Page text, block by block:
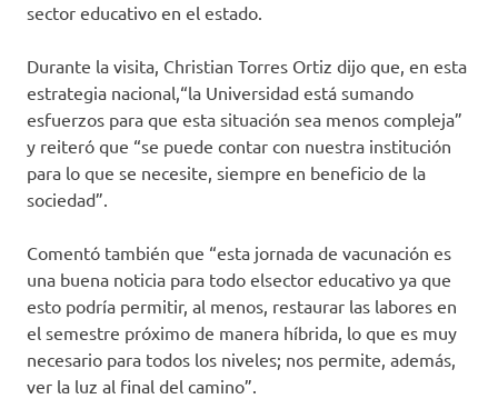
sector educativo en el estado.
Durante la visita, Christian Torres Ortiz dijo que, en esta
estrategia nacional,“la Universidad está sumando
esfuerzos para que esta situación sea menos compleja”
y reiteró que “se puede contar con nuestra institución
para lo que se necesite, siempre en beneficio de la
sociedad”.
Comentó también que “esta jornada de vacunación es
una buena noticia para todo elsector educativo ya que
esto podría permitir, al menos, restaurar las labores en
el semestre próximo de manera híbrida, lo que es muy
necesario para todos los niveles; nos permite, además,
ver la luz al final del camino”.